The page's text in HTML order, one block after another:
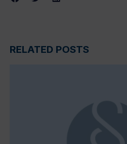
RELATED POSTS